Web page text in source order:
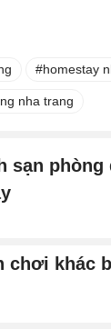
homestay
nha trang
sạn
chơi khác